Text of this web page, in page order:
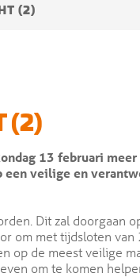
(2)
(2)
13 februari
veilige en
Dit zal doorgaan
om met tijdsloten
op de meest veilige
om te komen